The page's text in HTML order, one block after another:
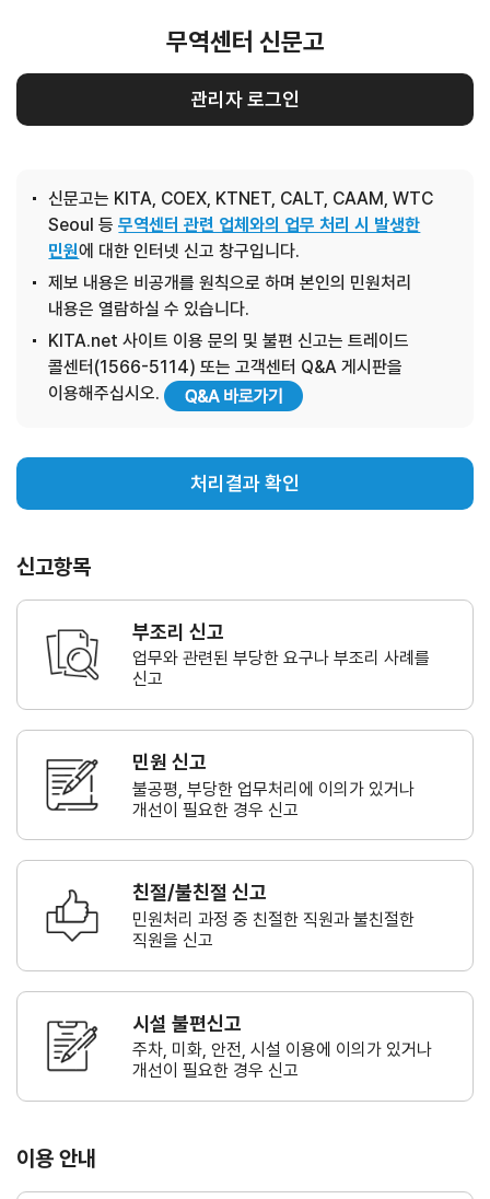
무역센터 신문고
관리자 로그인
신문고는 KITA, COEX, KTNET, CALT, CAAM, WTC
Seoul 등무역센터 관련 업체와의 업무 처리 시 발생한
민원에 대한 인터넷 신고 창구입니다.
제보 내용은 비공개를 원칙으로 하며 본인의 민원처리
내용은 열람하실 수 있습니다.
KITA.net 사이트 이용 문의 및 불편 신고는 트레이드
콜센터(1566-5114) 또는 고객센터 Q&A 게시판을
이용해주십시오.
처리결과 확인
신고항목
부조리 신고
업무와 관련된 부당한 요구나 부조리 사례를
신고
민원 신고
불공평, 부당한 업무처리에 이의가 있거나
개선이 필요한 경우 신고
친절/불친절 신고
민원처리 과정 중 친절한 직원과불친절한
직원을 신고
시설 불편신고
주차, 미화, 안전, 시설 이용에 이의가 있거나
개선이 필요한 경우 신고
이용 안내